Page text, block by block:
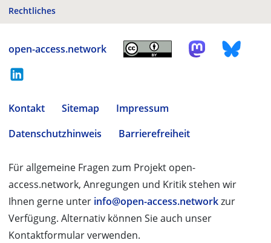
Rechtliches
open-access.network
Kontakt Sitemap
Impressum
Datenschutzhinweis
Barrierefreiheit
Für allgemeine Fragen zum Projekt open-
access.network, Anregungen und Kritik stehen wir
Ihnen gerne unter info@open-access.networkzur
Verfügung. Alternativ können Sie auch unser
Kontaktformular verwenden.